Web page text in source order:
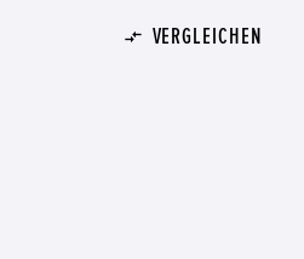
VERGLEICHEN